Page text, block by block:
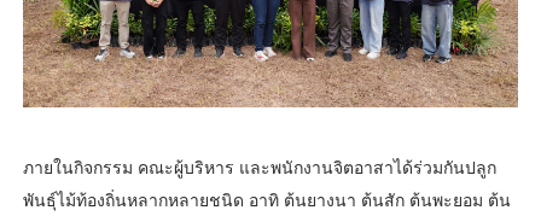
ภายในกิจกรรม คณะผู้บริหาร และพนักงานจิตอาสาได้ร่วมกันปลูก
พันธุ์ไม้ท้องถิ่นหลากหลายชนิด อาทิ ต้นยางนา ต้นสัก ต้นพะยอม ต้น